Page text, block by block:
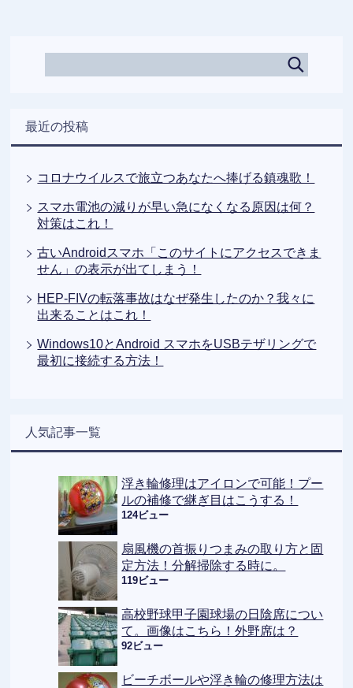
最近の投稿
コロナウイルスで旅立つあなたへ捧げる鎮魂歌！
スマホ電池の減りが早い急になくなる原因は何？
対策はこれ！
古いAndroidスマホ「このサイトにアクセスできま
せん」の表示が出てしまう！
HEP-FIVの転落事故はなぜ発生したのか？我々に
出来ることはこれ！
Windows10とAndroid スマホをUSBテザリングで
最初に接続する方法！
人気記事一覧
浮き輪修理はアイロンで可能！プー
ルの補修で継ぎ目はこうする！
124ビュー
扇風機の首振りつまみの取り方と固
定方法！分解掃除する時に。
119ビュー
高校野球甲子園球場の日陰席につい
て。画像はこちら！外野席は？
92ビュー
ビーチボールや浮き輪の修理方法は